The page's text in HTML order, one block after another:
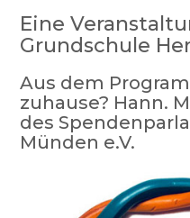
Eine
Grundschule
Aus dem
zuhause? Hann.
des
Münden e.V.